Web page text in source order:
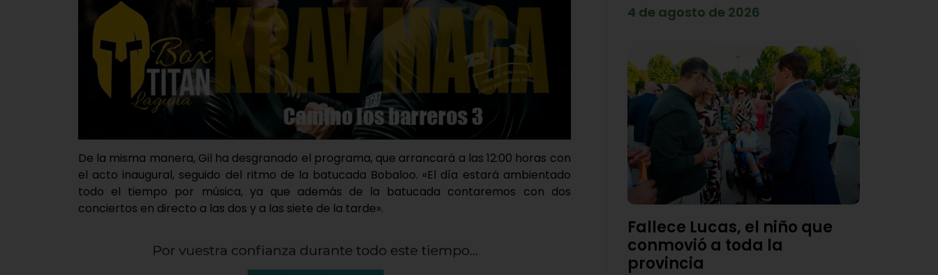
De la misma manera, Gil ha desgranado el programa, que arrancará a las 12:00 horas con
el acto inaugural, seguido del ritmo de la batucada Bobaloo. «El día estará ambientado
todo el tiempo por música, ya que además de la batucada contaremos con dos
conciertos en directo a las dos y a las siete de la tarde».
4 de agosto de 2026
Fallece Lucas, el niño que
conmovió a toda la
provincia